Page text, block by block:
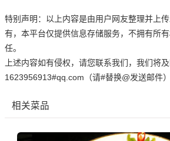
特别声明：以上内容是由用户网友整理并上
有，本平台仅提供信息存储服务，不拥有所
任。
上述内容如有侵权，请您联系我们，我们将
1623956913#qq.com（请#替换@发送邮件）
相关菜品